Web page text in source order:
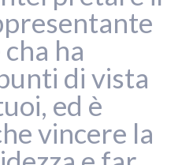
ha
di vista
ed è
vincere la